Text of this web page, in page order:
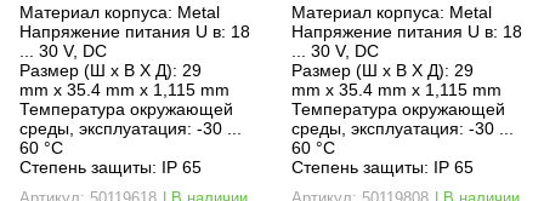
Материал корпуса: Metal
Напряжение питания U в: 18
... 30 V, DC
Размер (Ш x В X Д): 29
mm x 35.4 mm x 1,115 mm
Температура окружающей
среды, эксплуатация: -30 ...
60 °C
Степень защиты: IP 65
Материал корпуса: Metal
Напряжение питания U в: 18
... 30 V, DC
Размер (Ш x В X Д): 29
mm x 35.4 mm x 1,115 mm
Температура окружающей
среды, эксплуатация: -30 ...
60 °C
Степень защиты: IP 65